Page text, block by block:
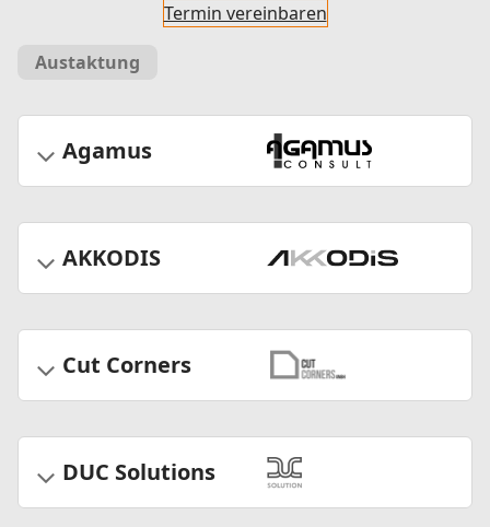
Termin vereinbaren
Austaktung
Agamus
AKKODIS
Cut Corners
DUC Solutions